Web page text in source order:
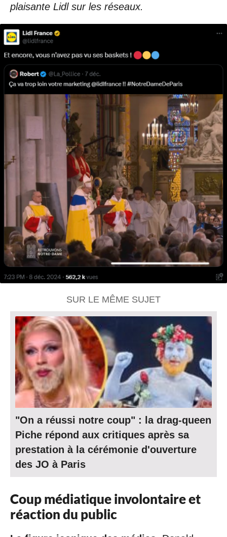
plaisante Lidl sur les réseaux.
SUR LE MÊME SUJET
"On a réussi notre coup" : la drag-queen
Piche répond aux critiques après sa
prestation à la cérémonie d'ouverture
des JO à Paris
Coup médiatique involontaire et
réaction du public